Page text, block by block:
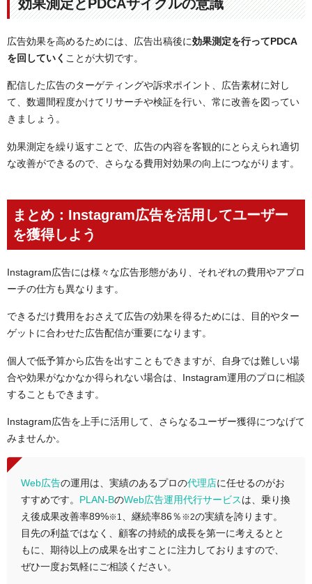
効果測定とPDCAサイクルの意識
広告効果を高めるためには、広告出稿後に効果測定を行ってPDCA
を回していく ことが大切です。
配信した広告のターゲティングや訴求ポイント、広告素材に対し
て、数週間程度かけてリサーチや検証を行い、常に改善を図ってい
きましょう。
効果測定を繰り返すことで、広告の内容を客観的にとらえられ適切
な改善ができるので、さらなる費用対効果の向上につながります。
まとめ：Instagram広告を活用してユーザー
を獲得しよう
Instagram広告には様々な広告形態があり、それぞれの費用やアプロ
ーチの仕方も異なります。
できるだけ費用をおさえて広告の効果を得るためには、目的やター
ゲットに合わせた広告配信が重要になります。
個人で低予算から広告を出すこともできますが、自身では難しい場
合や効果がなかなか得られない場合は、Instagram運用のプロに相談
することもできます。
Instagram広告を上手に活用して、さらなるユーザー獲得につなげて
みませんか。
Web広告の運用は、実績のあるプロの代理店に任せるのがお
すすめです。 PLAN-BのWeb広告運用代行サービスは、乗り換
え後成果改善率89%※1、継続率86％ ※2の実績を誇ります。
目先の利益ではなく、顧客の持続的成長を第一に考えるとと
もに、期待以上の成果を出すことに注力しておりますので、
ぜひ一度お気軽にご相談ください。